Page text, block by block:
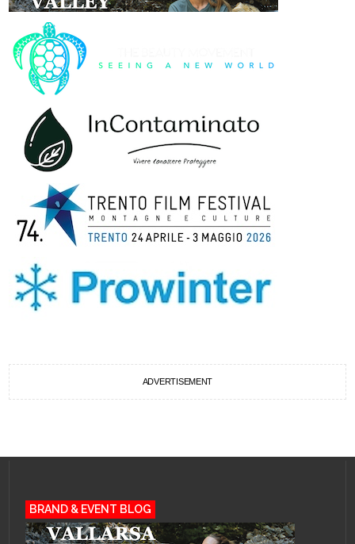
ADVERTISEMENT
BRAND & EVENT BLOG